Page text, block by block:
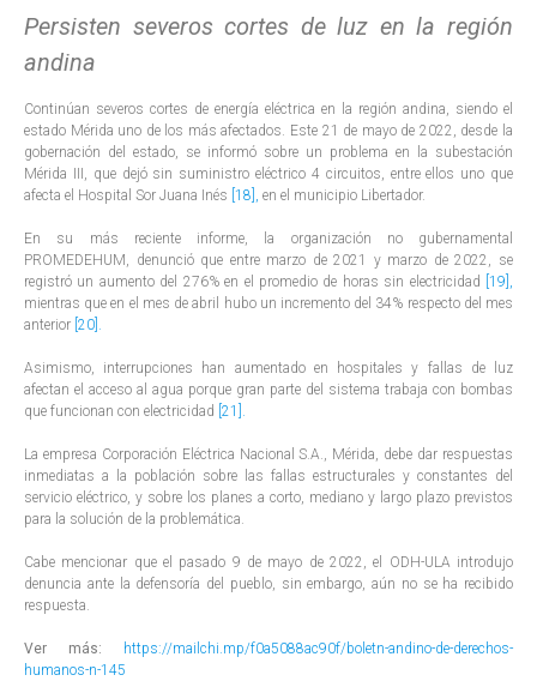
Persisten severos cortes de luz en la región
andina
Continúan severos cortes de energía eléctrica en la región andina, siendo el
estado Mérida uno de los más afectados. Este 21 de mayo de 2022, desde la
gobernación del estado, se informó sobre un problema en la subestación
Mérida III, que dejó sin suministro eléctrico 4 circuitos, entre ellos uno que
afecta el Hospital Sor Juana Inés [18] , en el municipio Libertador.
En su más reciente informe, la organización no gubernamental
PROMEDEHUM, denunció que entre marzo de 2021 y marzo de 2022, se
registró un aumento del 276% en el promedio de horas sin electricidad [19] ,
mientras que en el mes de abril hubo un incremento del 34% respecto del mes
anterior [20] .
Asimismo, interrupciones han aumentado en hospitales y fallas de luz
afectan el acceso al agua porque gran parte del sistema trabaja con bombas
que funcionan con electricidad [21] .
La empresa Corporación Eléctrica Nacional S.A., Mérida, debe dar respuestas
inmediatas a la población sobre las fallas estructurales y constantes del
servicio eléctrico, y sobre los planes a corto, mediano y largo plazo previstos
para la solución de la problemática.
Cabe mencionar que el pasado 9 de mayo de 2022, el ODH-ULA introdujo
denuncia ante la defensoría del pueblo, sin embargo, aún no se ha recibido
respuesta.
Ver más: https://mailchi.mp/f0a5088ac90f/boletn-andino-de-derechos-
humanos-n-145